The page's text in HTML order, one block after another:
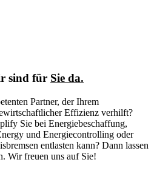
sind für Sie da.
Partner, der Ihrem
Effizienz verhilft?
Sie bei Energiebeschaffung,
und Energiecontrolling oder
entlasten kann? Dann lassen
Wir freuen uns auf Sie!